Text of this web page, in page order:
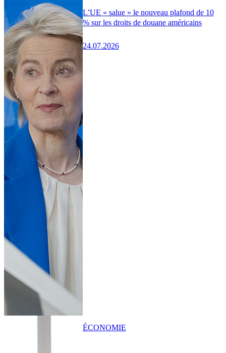
L’UE « salue » le nouveau plafond de 10
% sur les droits de douane américains
24.07.2026
ÉCONOMIE